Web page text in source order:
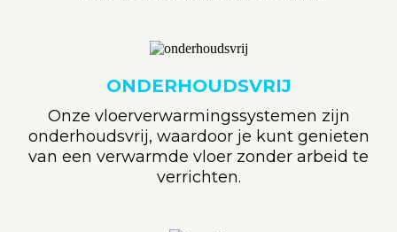
ONDERHOUDSVRIJ
Onze vloerverwarmingssystemen zijn
onderhoudsvrij, waardoor je kunt genieten
van een verwarmde vloer zonder arbeid te
verrichten.